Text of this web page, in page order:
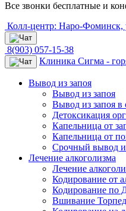
Все звонки бесплатные и
Колл-центр: Наро-Фоминск,
8(903) 057-15-38
Клиника Сигма -
Вывод из запоя
Вывод из запоя
Вывод из запоя в
Детоксикация
Капельница от
Капельница от
Срочный вывод
Лечение алкоголизма
Лечение
Кодирование от
Кодирование по
Вшивание